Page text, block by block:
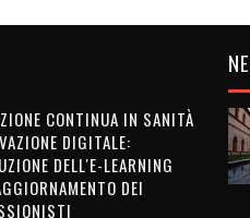
CONTINUA IN SANITÀ
DIGITALE:
DELL'E-LEARNING
DEI